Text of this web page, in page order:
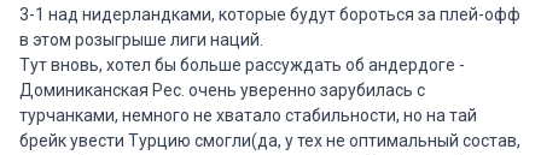
3-1 над нидерландками, которые будут бороться за плей-офф
в этом розыгрыше лиги наций.
Тут вновь, хотел бы больше рассуждать об андердоге -
Доминиканская Рес. очень уверенно зарубилась с
турчанками, немного не хватало стабильности, но на тай
брейк увести Турцию смогли(да, у тех не оптимальный состав,